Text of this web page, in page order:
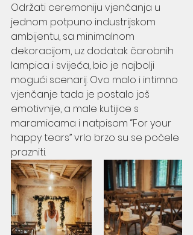
Održati ceremoniju vjenčanja u
jednom potpuno industrijskom
ambijentu, sa minimalnom
dekoracijom, uz dodatak čarobnih
lampica i svijeća, bio je najbolji
mogući scenarij. Ovo malo i intimno
vjenčanje tada je postalo još
emotivnije, a male kutijice s
maramicama i natpisom “For your
happy tears” vrlo brzo su se počele
prazniti.